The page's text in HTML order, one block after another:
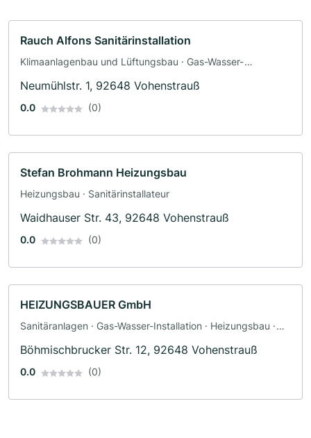
Rauch Alfons Sanitärinstallation
Klimaanlagenbau und Lüftungsbau · Gas-Wasser-
Neumühlstr. 1, 92648 Vohenstrauß
0.0 (0)
Stefan Brohmann Heizungsbau
Heizungsbau · Sanitärinstallateur
Waidhauser Str. 43, 92648 Vohenstrauß
0.0 (0)
HEIZUNGSBAUER GmbH
Sanitäranlagen · Gas-Wasser-Installation · Heizungsbau ·
Böhmischbrucker Str. 12, 92648 Vohenstrauß
0.0 (0)